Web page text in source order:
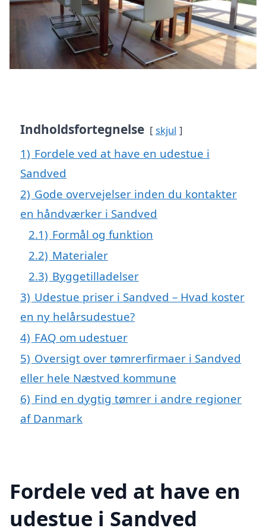
Indholdsfortegnelse skjul
1) Fordele ved at have en udestue i
Sandved
2) Gode overvejelser inden du kontakter
en håndværker i Sandved
2.1) Formål og funktion
2.2) Materialer
2.3) Byggetilladelser
3) Udestue priser i Sandved – Hvad koster
en ny helårsudestue?
4) FAQ om udestuer
5) Oversigt over tømrerfirmaer i Sandved
eller hele Næstved kommune
6) Find en dygtig tømrer i andre regioner
af Danmark
Fordele ved at have en
udestue i Sandved